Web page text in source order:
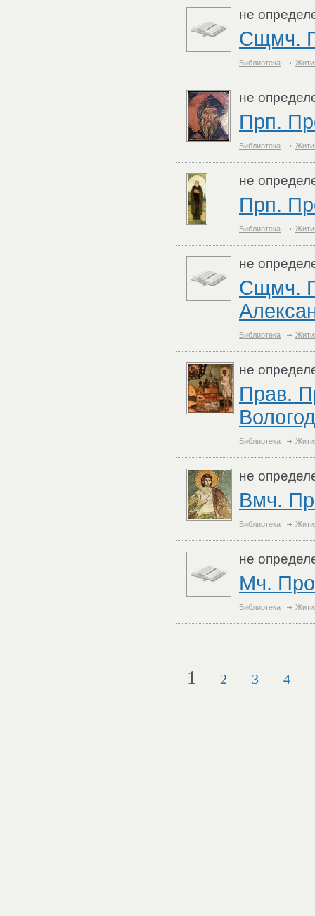
не
Сщмч.
Библиотека
не
Прп.
Библиотека
не
Прп.
Библиотека
не
Сщмч.
Библиотека
не
Прав.
Библиотека
не
Вмч.
Библиотека
не
Мч.
Библиотека
1 2 3 4